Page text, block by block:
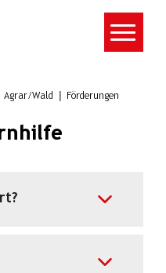
Agrar/Wald Förderungen